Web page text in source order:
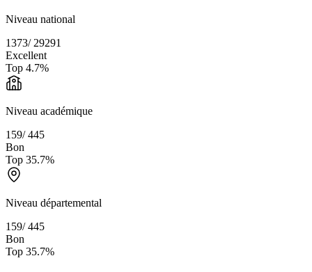
Niveau national
1373/ 29291
Excellent
Top 4.7%
Niveau académique
159/445
Bon
Top 35.7%
Niveau départemental
159/445
Bon
Top 35.7%